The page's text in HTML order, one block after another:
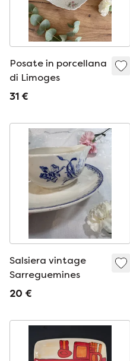
Posate in porcellana
di Limoges
31 €
Salsiera vintage
Sarreguemines
20 €